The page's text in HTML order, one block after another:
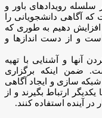
رویداد‌های باور و
آگاهی دانشجویانی را
دهیم به طوری که
و از دست انداز‌ها و
آنها و آشنایی با تهیه
ضمن اینکه برگزاری
سازی و ایجاد آگاهی
ارتباط بگیرند و از
آینده استفاده کنند.